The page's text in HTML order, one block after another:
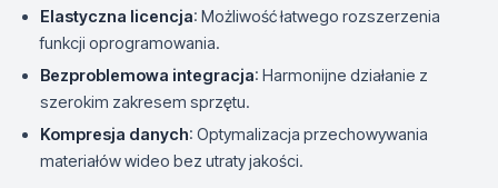
Elastyczna licencja: Możliwość łatwego rozszerzenia
funkcji oprogramowania.
Bezproblemowa integracja: Harmonijne działanie z
szerokim zakresem sprzętu.
Kompresja danych: Optymalizacja przechowywania
materiałów wideo bez utraty jakości.